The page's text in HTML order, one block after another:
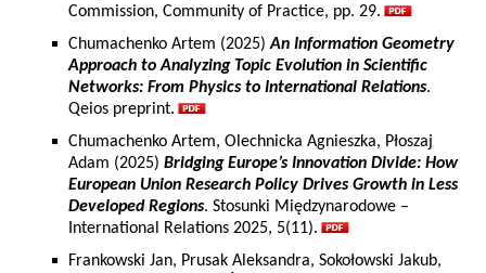
Commission, Community of Practice, pp. 29.
Chumachenko Artem (2025)An Information Geometry
Approach to Analyzing Topic Evolution in Scientific
Networks: From Physics to International Relations.
Qeios preprint.
Chumachenko Artem, Olechnicka Agnieszka, Płoszaj
Adam (2025) Bridging Europe’s Innovation Divide: How
European Union Research Policy Drives Growth in Less
Developed Regions. Stosunki Międzynarodowe –
International Relations 2025, 5(11).
Frankowski Jan, Prusak Aleksandra, Sokołowski Jakub,